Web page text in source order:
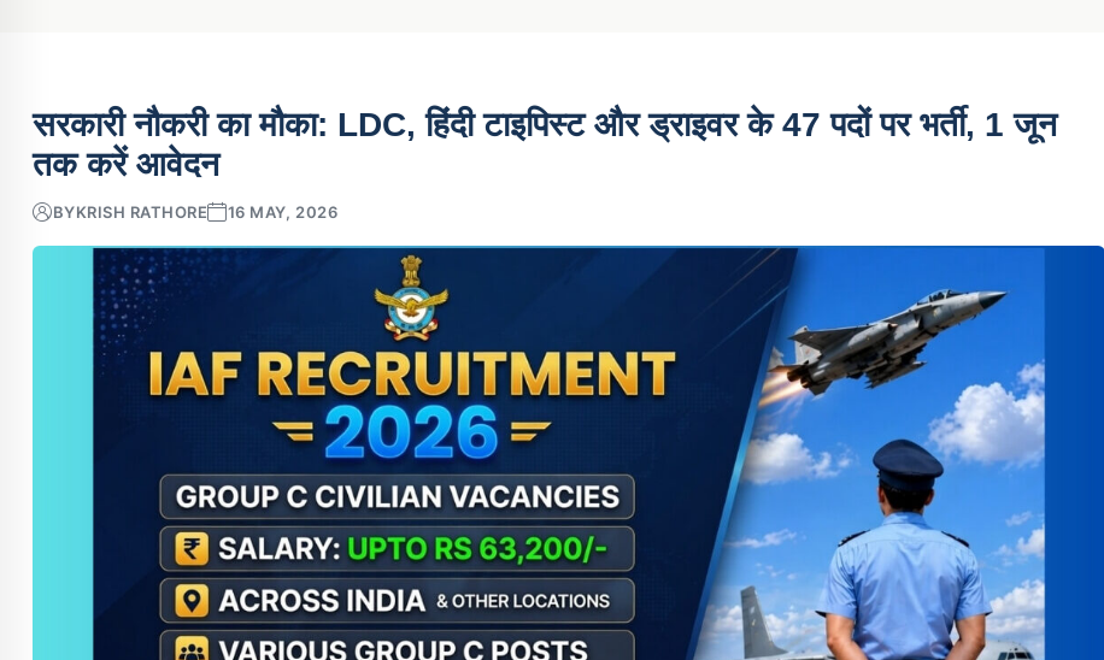
सरकारी नौकरी का मौका: LDC, हिंदी टाइपिस्ट और ड्राइवर के 47 पदों पर भर्ती, 1 जून
तक करें आवेदन
BYKRISH RATHORE 16 MAY, 2026